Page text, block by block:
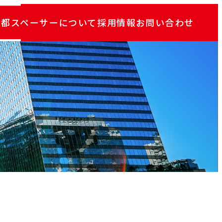
スペーサーについて採用情報お問い合わせ